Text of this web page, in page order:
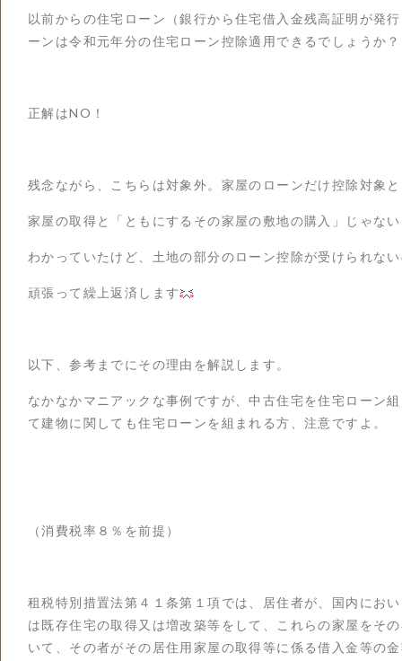
以前からの住宅ローン（銀行から住宅借入金残高証明が発
ーンは令和元年分の住宅ローン控除適用できるでしょうか？
正解はNO！
残念ながら、こちらは対象外。家屋のローンだけ控除対象
家屋の取得と「ともにするその家屋の敷地の購入」じゃな
わかっていたけど、土地の部分のローン控除が受けられな
頑張って繰上返済します
以下、参考までにその理由を解説します。
なかなかマニアックな事例ですが、中古住宅を住宅ローン
て建物に関しても住宅ローンを組まれる方、注意ですよ。
（消費税率８％を前提）
租税特別措置法第４１条第１項では、居住者が、国内にお
は既存住宅の取得又は増改築等をして、これらの家屋をそ
いて、その者がその居住用家屋の取得等に係る借入金等の